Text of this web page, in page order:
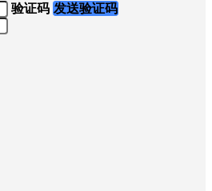
验证码 发送验证码